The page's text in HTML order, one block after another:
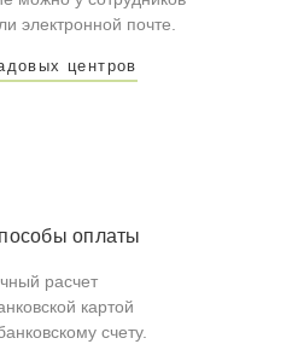
электронной почте.
центров
оплаты
расчет
картой
счету.